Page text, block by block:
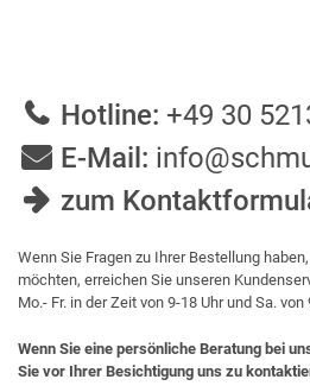
Hotline: +49 30
E-Mail:
zum
Wenn Sie Fragen zu Ihrer Bestellung
möchten, erreichen Sie unseren
Mo.- Fr. in der Zeit von 9-18 Uhr und Sa. von
Wenn Sie eine persönliche Beratung bei
Sie vor Ihrer Besichtigung uns zu